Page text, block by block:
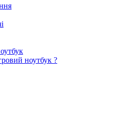
ноутбук ?